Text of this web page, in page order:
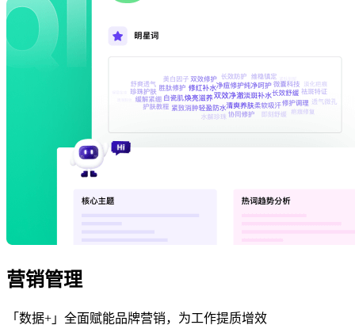
营销管理
「数据+」全面赋能品牌营销，为工作提质增效